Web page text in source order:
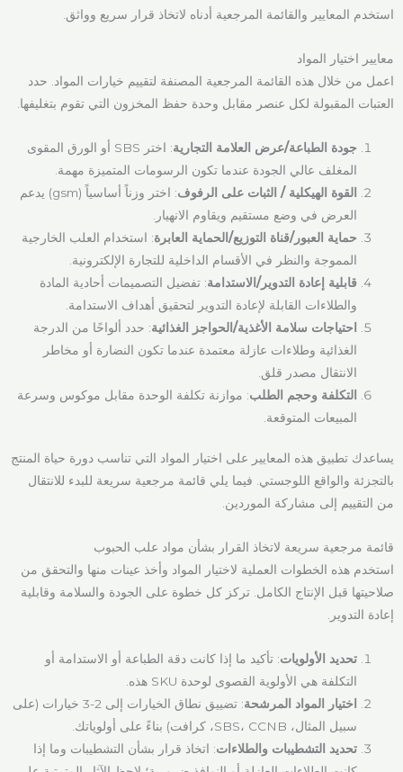
استخدم المعايير والقائمة المرجعية أدناه لاتخاذ قرار سريع وواثق.
معايير اختيار المواد
اعمل من خلال هذه القائمة المرجعية المصنفة لتقييم خيارات المواد. حدد
العتبات المقبولة لكل عنصر مقابل وحدة حفظ المخزون التي تقوم بتغليفها.
جودة الطباعة/عرض العلامة التجارية
: اختر SBS أو الورق المقوى
المغلف عالي الجودة عندما تكون الرسومات المتميزة مهمة.
القوة الهيكلية / الثبات على الرفوف
: اختر وزناً أساسياً (gsm) يدعم
العرض في وضع مستقيم ويقاوم الانهيار.
حماية العبور/قناة التوزيع/الحماية العابرة: استخدام العلب الخارجية
المموجة والنظر في الأقسام الداخلية للتجارة الإلكترونية.
قابلية إعادة التدوير/الاستدامة: تفضيل التصميمات أحادية المادة
والطلاءات القابلة لإعادة التدوير لتحقيق أهداف الاستدامة.
احتياجات سلامة الأغذية/الحواجز الغذائية: حدد ألواحًا من الدرجة
الغذائية وطلاءات عازلة معتمدة عندما تكون النضارة أو مخاطر
الانتقال مصدر قلق.
التكلفة وحجم الطلب: موازنة تكلفة الوحدة مقابل موكوس وسرعة
المبيعات المتوقعة.
يساعدك تطبيق هذه المعايير على اختيار المواد التي تناسب دورة حياة المنتج
بالتجزئة والواقع اللوجستي. فيما يلي قائمة مرجعية سريعة للبدء للانتقال
من التقييم إلى مشاركة الموردين.
قائمة مرجعية سريعة لاتخاذ القرار بشأن مواد علب الحبوب
استخدم هذه الخطوات العملية لاختيار المواد وأخذ عينات منها والتحقق من
صلاحيتها قبل الإنتاج الكامل. تركز كل خطوة على الجودة والسلامة وقابلية
إعادة التدوير.
تحديد الأولويات: تأكيد ما إذا كانت دقة الطباعة أو الاستدامة أو
التكلفة هي الأولوية القصوى لوحدة SKU هذه.
اختيار المواد المرشحة
: تضييق نطاق الخيارات إلى 2-3 خيارات (على
سبيل المثال، SBS، CCNB، كرافت) بناءً على أولوياتك.
تحديد التشطيبات والطلاءات: اتخاذ قرار بشأن التشطيبات وما إذا